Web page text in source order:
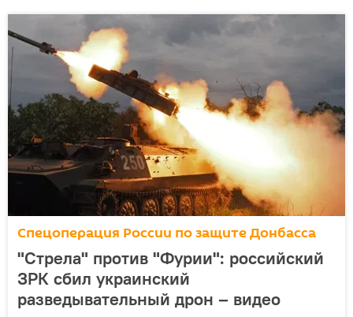
Спецоперация России по защите Донбасса
"Стрела" против "Фурии": российский
ЗРК сбил украинский
разведывательный дрон – видео